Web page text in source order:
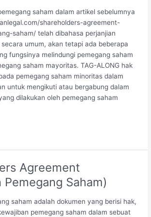
saham dalam artikel sebelumnya
shareholders-agreement-
saham/ telah dibahasa perjanjian
umum, akan tetapi ada beberapa
fungsinya melindungi pemegang saham
saham mayoritas. TAG-ALONG hak
pemegang saham minoritas dalam
untuk mengikuti atau bergabung dalam
dilakukan oleh pemegang saham
Agreement
Pemegang Saham)
saham adalah dokumen yang berisi hak,
pemegang saham dalam sebuat